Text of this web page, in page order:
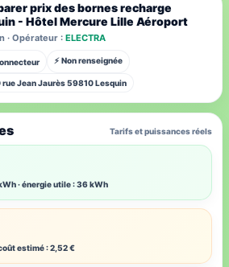
prix des bornes recharge
- Hôtel Mercure Lille Aéroport
· Opérateur : ELECTRA
⚡ Non renseignée
rue Jean Jaurès 59810 Lesquin
Tarifs et puissances réels
· énergie utile : 36 kWh
estimé : 2,52 €